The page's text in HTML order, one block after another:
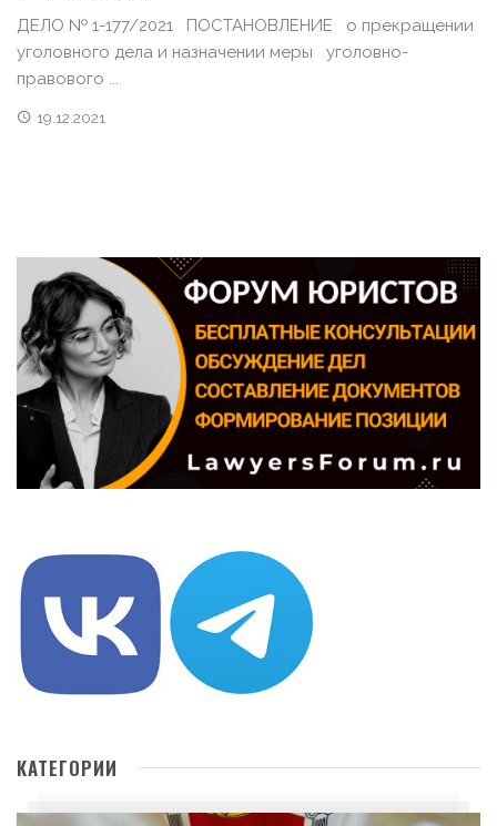
ДЕЛО № 1-177/2021 ПОСТАНОВЛЕНИЕ о прекращении
уголовного дела и назначении меры уголовно-
правового ...
19.12.2021
КАТЕГОРИИ